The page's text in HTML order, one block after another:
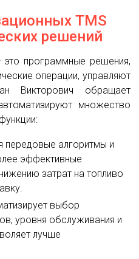
TMS
решений
это программные решения,
операции, управляют
Викторович обращает
множество
передовые алгоритмы и
эффективные
затрат на топливо
выбор
уровня обслуживания и
лучше